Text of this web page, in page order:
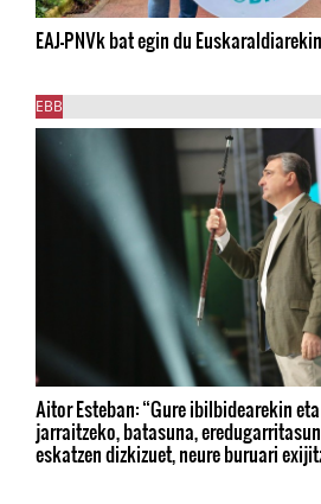
EAJ-PNVk bat egin du Euskaraldiarekin
EBB
Aitor Esteban: “Gure ibilbidearekin
jarraitzeko, batasuna,
eskatzen dizkizuet, neure buruari